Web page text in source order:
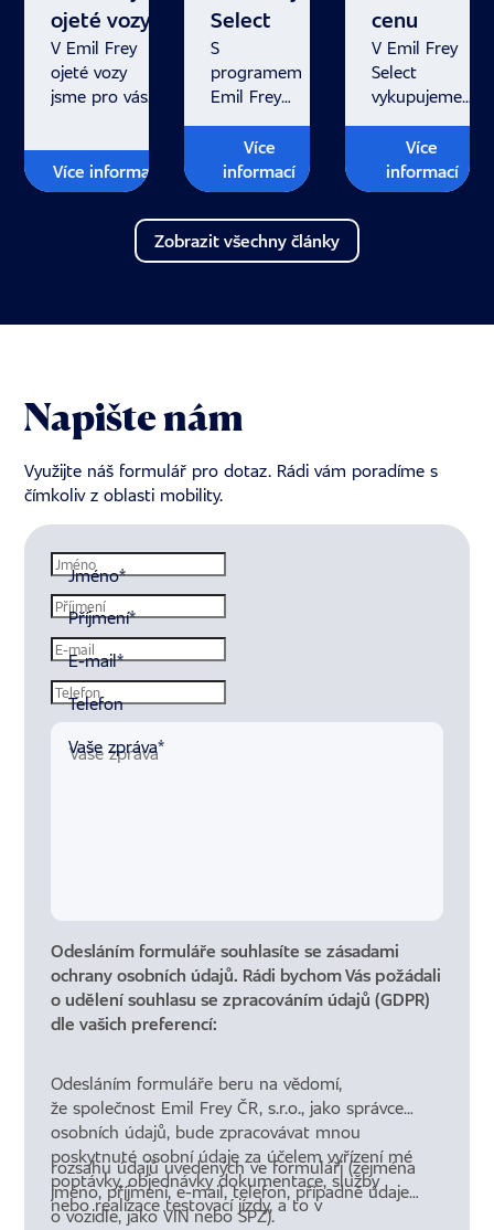
ojeté vozy
V Emil Frey
ojeté vozy
jsme pro vás
komplexní
služby, díky
kterým
i pojištění vozu
Více informací
Select
S
programem
Emil Frey
Select
získáváte
bezpečí,
které
očekáváte
od nového
vozu.
Více
informací
cenu
V Emil Frey
Select
vykupujeme
vozy všech
značek
a stáří.
Zbavte
Více
informací
Zobrazit všechny články
Napište nám
Využijte náš formulář pro dotaz. Rádi vám poradíme s
čímkoliv z oblasti mobility.
Jméno*
Příjmení*
E-mail*
Telefon
Vaše zpráva*
Odesláním formuláře souhlasíte sezásadami
ochrany osobních údajů. Rádi bychom Vás požádali
o udělení souhlasu se zpracováním údajů (GDPR)
dle vašich preferencí:
Odesláním formuláře beru na vědomí,
že společnost Emil Frey ČR, s.r.o., jako správce
osobních údajů, bude zpracovávat mnou
poskytnuté osobní údaje za účelem vyřízení mé
poptávky, objednávky dokumentace, služby
nebo realizace testovací jízdy, a to v
rozsahu údajů uvedených ve formuláři (zejména
jméno, příjmení, e-mail, telefon, případně údaje
o vozidle, jako VIN nebo SPZ).